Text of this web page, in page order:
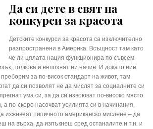
Да си дете в свят на
конкурси за красота
Детските конкурси за красота са изключително
разпространени в Америка. Всъщност там като
че ли цялата нация функционира по съвсем
толкова и непознат ни начин. И докато ние
преборим за по-висок стандарт на живот, там
да си позволят не да мислят за социалните си
ума си, за да си извоюват по-високо място
а по-скоро насочват усилията си в начинания,
изживеят типичното американско мислене – да
на върха, да изпъкнеш сред останалите и т.н. и